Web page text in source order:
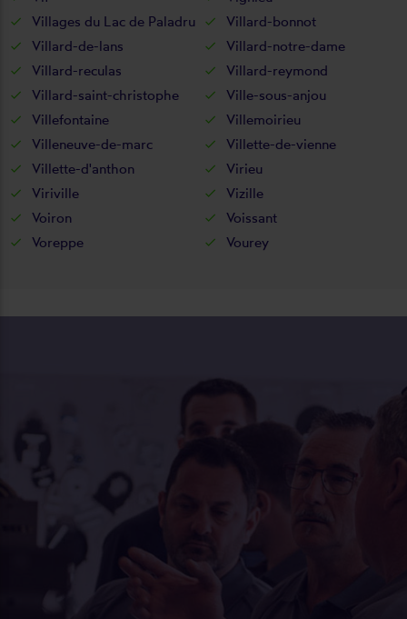
Villages du Lac de Paladru
Villard-bonnot
Villard-de-lans
Villard-notre-dame
Villard-reculas
Villard-reymond
Villard-saint-christophe
Ville-sous-anjou
Villefontaine
Villemoirieu
Villeneuve-de-marc
Villette-de-vienne
Villette-d'anthon
Virieu
Viriville
Vizille
Voiron
Voissant
Voreppe
Vourey